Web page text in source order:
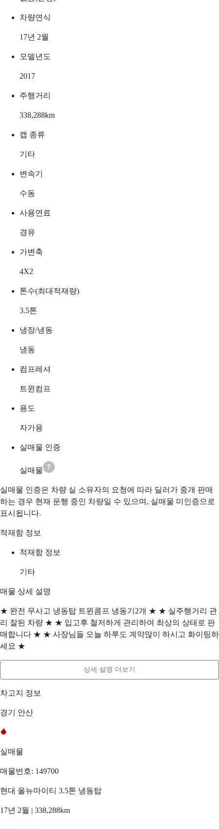
차량연식
17년 2월
모델년도
2017
주행거리
338,288km
캡 종류
기타
변속기
수동
사용연료
경유
가변축
4X2
톤수(최대적재량)
3.5톤
냉장/냉동
냉동
컴프레셔
트윈컴프
용도
자가용
실매물 인증
실매물
실매물 인증은 차량 실 소유자의 요청에 따라 딜러가 중개 판매
하는 경우 현재 운행 중인 차량일 수 있으며, 실매물 미인증으로
표시됩니다.
적재함 정보
적재함 정보
기타
매물 상세 설명
★ 완전 무사고 냉동탑 트윈콤프 냉동기2개 ★ ★ 실주행거리 관
리 잘된 차량 ★ ★ 입고후 철저하게 관리하여 최상의 상태로 판
매합니다 ★ ★ 사장님들 오늘 하루도 계약많이 하시고 화이팅하
세요 ★
상세 설명 더보기
차고지 정보
경기 안산
실매물
매물번호: 149700
현대 올뉴마이티 3.5톤 냉동탑
17년 2월 | 338,288km